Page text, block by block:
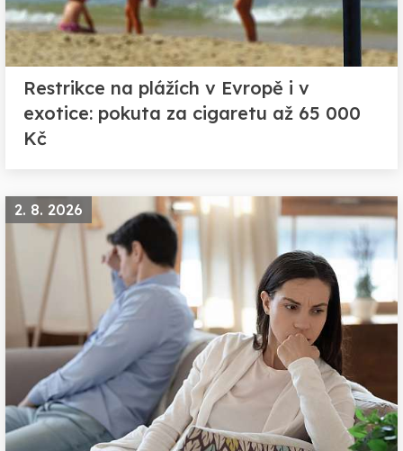
Restrikce na plážích v Evropě i v
exotice: pokuta za cigaretu až 65 000
Kč
2. 8. 2026